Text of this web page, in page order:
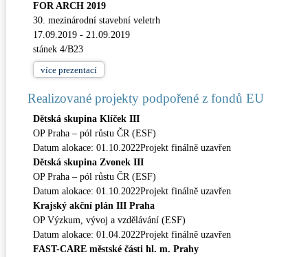
FOR ARCH 2019
30. mezinárodní stavební veletrh
17.09.2019 - 21.09.2019
stánek 4/B23
více prezentací
Realizované projekty podpořené z fondů EU
Dětská skupina Klíček III
OP Praha – pól růstu ČR (ESF)
Datum alokace: 01.10.2022Projekt finálně uzavřen
Dětská skupina Zvonek III
OP Praha – pól růstu ČR (ESF)
Datum alokace: 01.10.2022Projekt finálně uzavřen
Krajský akční plán III Praha
OP Výzkum, vývoj a vzdělávání (ESF)
Datum alokace: 01.04.2022Projekt finálně uzavřen
FAST-CARE městské části hl. m. Prahy